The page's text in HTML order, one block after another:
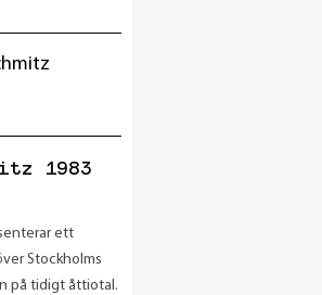
1983
ett
Stockholms
på tidigt åttiotal.